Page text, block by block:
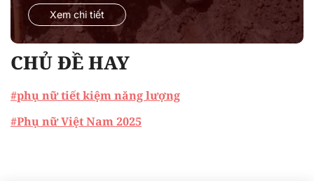
Xem chi tiết
CHỦ ĐỀ HAY
#phụ nữ tiết kiệm năng lượng
#Phụ nữ Việt Nam 2025